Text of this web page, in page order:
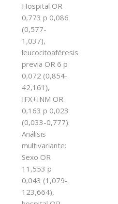
Hospital OR
0,773 p 0,086
(0,577-
1,037),
leucocitoaféresis
previa OR 6 p
0,072 (0,854-
42,161),
IFX+INM OR
0,163 p 0,023
(0,033-0,777).
Análisis
multivariante:
Sexo OR
11,553 p
0,043 (1,079-
123,664),